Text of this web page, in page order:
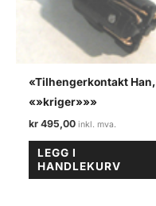
«Tilhengerkontakt Han,
«»kriger»»»
kr 495,00
LEGG I
HANDLEKURV